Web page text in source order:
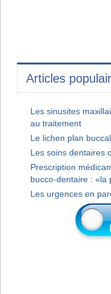
Articles
Les sinusites
au traitement
Le lichen plan
Les soins dentaires
Prescription
bucco-dentaire : «la
Les urgences en